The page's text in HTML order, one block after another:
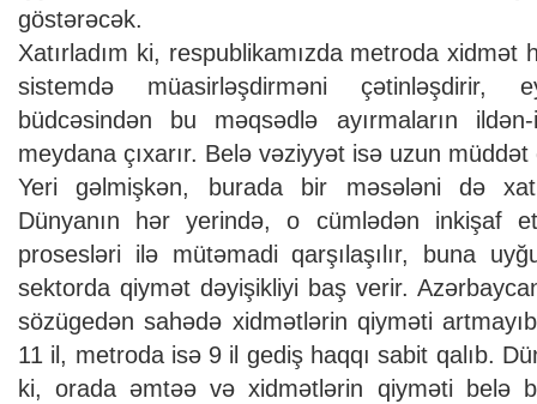
göstərəcək.
Xatırladım ki, respublikamızda metroda xidmət
sistemdə müasirləşdirməni çətinləşdirir,
büdcəsindən bu məqsədlə ayırmaların
meydana çıxarır. Belə vəziyyət isə uzun
Yeri gəlmişkən, burada bir məsələni də
Dünyanın hər yerində, o cümlədən inkişaf
prosesləri ilə mütəmadi qarşılaşılır, buna
sektorda qiymət dəyişikliyi baş verir.
sözügedən sahədə xidmətlərin qiyməti
11 il, metroda isə 9 il gediş haqqı sabit qalıb.
ki, orada əmtəə və xidmətlərin qiyməti belə